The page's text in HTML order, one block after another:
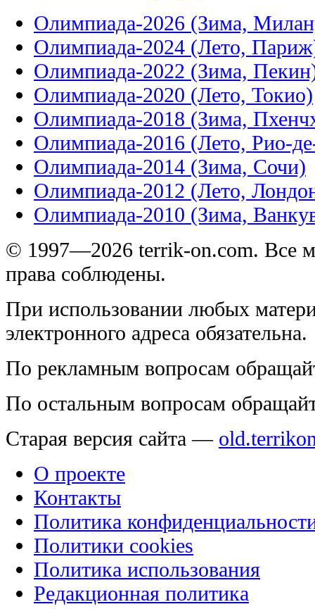
Олимпиада-2026 (Зима,
Олимпиада-2024 (Лето,
Олимпиада-2022 (Зима,
Олимпиада-2020 (Лето, Токио)
Олимпиада-2018 (Зима,
Олимпиада-2016 (Лето, Рио-
Олимпиада-2014 (Зима, Сочи)
Олимпиада-2012 (Лето,
Олимпиада-2010 (Зима,
© 1997—2026 terrik-on.com. Все
права соблюдены.
При использовании любых
электронного адреса обязательна.
По рекламным вопросам
По остальным вопросам
Старая версия сайта —
О проекте
Контакты
Политика
Политики cookies
Политика использования
Редакционная политика